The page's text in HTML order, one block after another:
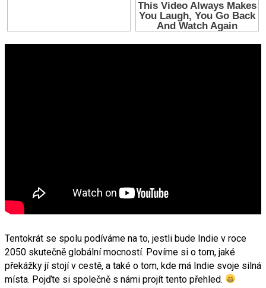
Tentokrát se spolu podíváme na to, jestli bude Indie v roce
2050 skutečně globální mocností. Povíme si o tom, jaké
překážky jí stojí v cestě, a také o tom, kde má Indie svoje silná
místa. Pojďte si společně s námi projít tento přehled.